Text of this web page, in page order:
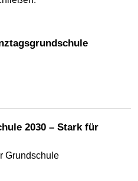
2030 – Stark für
Grundschule